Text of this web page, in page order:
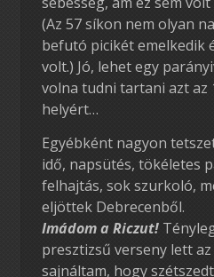
(Az 57 síkon nem olyan
befutó picikét emelkedik
volt.) Jó, lehet egy
volna tudni tartani azt az
helyért…
Egyébként nagyon
idő, napsütés, tökéletes
felhajtás, sok szurkoló,
eljöttek Debrecenből.
Imádom a Riczut!
presztizsű verseny lett
sajnáltam, hogy